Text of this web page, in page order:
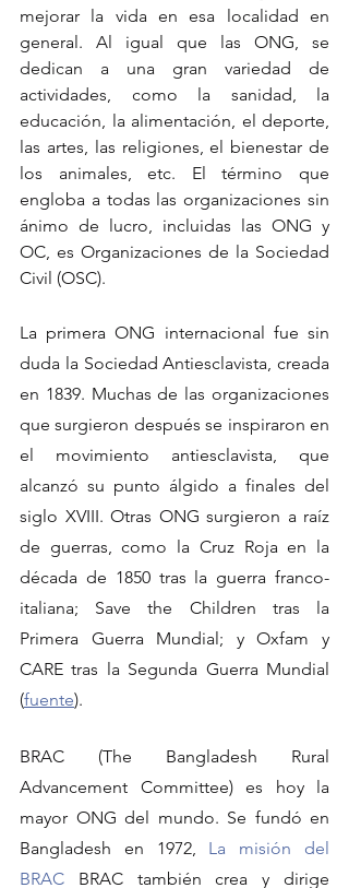
mejorar la vida en esa localidad en
general. Al igual que las ONG, se
dedican a una gran variedad de
actividades, como la sanidad, la
educación, la alimentación, el deporte,
las artes, las religiones, el bienestar de
los animales, etc. El término que
engloba a todas las organizaciones sin
ánimo de lucro, incluidas las ONG y
OC, es Organizaciones de la Sociedad
Civil (OSC).
La primera ONG internacional fue sin
duda la Sociedad Antiesclavista, creada
en 1839. Muchas de las organizaciones
que surgieron después se inspiraron en
el movimiento antiesclavista, que
alcanzó su punto álgido a finales del
siglo XVIII. Otras ONG surgieron a raíz
de guerras, como la Cruz Roja en la
década de 1850 tras la guerra franco-
italiana; Save the Children tras la
Primera Guerra Mundial; y Oxfam y
CARE tras la Segunda Guerra Mundial
(fuente).
BRAC (The Bangladesh Rural
Advancement Committee) es hoy la
mayor ONG del mundo. Se fundó en
Bangladesh en 1972, La misión del
BRAC BRAC también crea y dirige